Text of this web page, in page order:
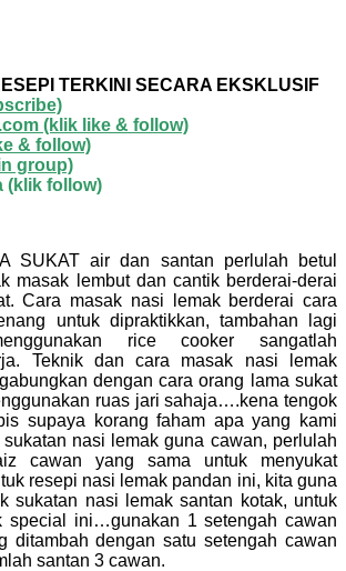
TERKINI SECARA EKSKLUSIF
(klik like & follow)
& follow)
group)
(klik follow)
SUKAT air dan santan perlulah betul
masak lembut dan cantik berderai-derai
Cara masak nasi lemak berderai cara
untuk dipraktikkan, tambahan lagi
rice cooker sangatlah
Teknik dan cara masak nasi lemak
dengan cara orang lama sukat
ruas jari sahaja….kena tengok
supaya korang faham apa yang kami
nasi lemak guna cawan, perlulah
cawan yang sama untuk menyukat
resepi nasi lemak pandan ini, kita guna
sukatan nasi lemak santan kotak, untuk
special ini…gunakan 1 setengah cawan
ditambah dengan satu setengah cawan
santan 3 cawan.